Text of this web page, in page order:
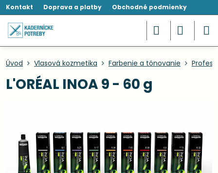
Kontakt Doprava a platby Obchodné podmienky
Úvod Vlasová kozmetika Farbenie a tónovanie
L'ORÉAL INOA 9 - 60 g